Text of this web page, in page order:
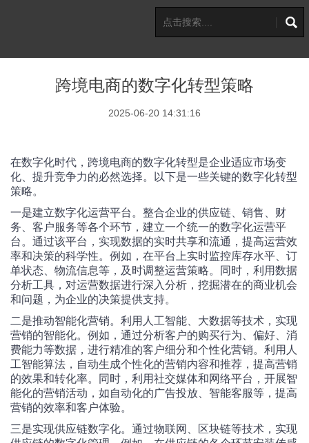
跨境电商的数字化转型策略
2025-06-20 14:31:16
在数字化时代，跨境电商的数字化转型是企业适应市场变
化、提升竞争力的必然选择。以下是一些关键的数字化转型
策略。
一是建立数字化运营平台。整合企业的供应链、销售、财
务、客户服务等各个环节，建立一个统一的数字化运营平
台。通过该平台，实现数据的实时共享和流通，提高运营效
率和决策的科学性。例如，在平台上实时监控库存水平、订
单状态、物流信息等，及时调整运营策略。同时，利用数据
分析工具，对运营数据进行深入分析，挖掘潜在的商业机会
和问题，为企业的决策提供支持。
二是推动智能化营销。利用人工智能、大数据等技术，实现
营销的智能化。例如，通过分析客户的购买行为、偏好、消
费能力等数据，进行精准的客户细分和个性化营销。利用人
工智能算法，自动生成个性化的营销内容和推荐，提高营销
的效果和转化率。同时，利用社交媒体和网络平台，开展智
能化的营销活动，如自动化的广告投放、智能客服等，提高
营销的效率和客户体验。
三是实现供应链数字化。通过物联网、区块链等技术，实现